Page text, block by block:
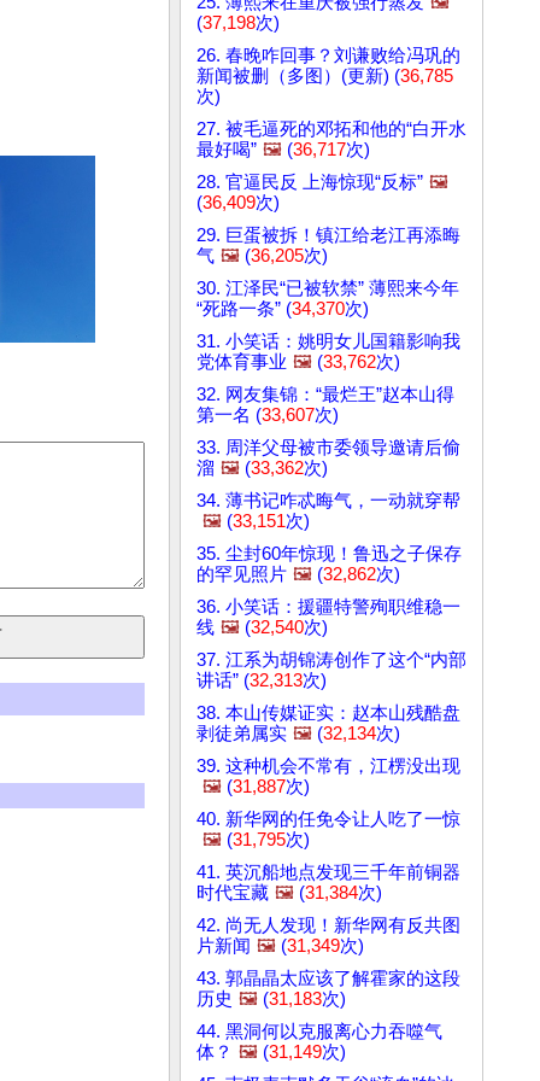
(37,198次)
26. 春晚咋回事？刘谦败给冯巩的
新闻被删（多图）(更新) (36,785
次)
27. 被毛逼死的邓拓和他的“白开水
最好喝” 🖼️ (36,717次)
28. 官逼民反 上海惊现“反标” 🖼️
(36,409次)
29. 巨蛋被拆！镇江给老江再添晦
气 🖼️ (36,205次)
30. 江泽民“已被软禁” 薄熙来今年
“死路一条” (34,370次)
31. 小笑话：姚明女儿国籍影响我
党体育事业 🖼️ (33,762次)
32. 网友集锦：“最烂王”赵本山得
第一名 (33,607次)
33. 周洋父母被市委领导邀请后偷
溜 🖼️ (33,362次)
34. 薄书记咋忒晦气，一动就穿帮
🖼️ (33,151次)
35. 尘封60年惊现！鲁迅之子保存
的罕见照片 🖼️ (32,862次)
36. 小笑话：援疆特警殉职维稳一
线 🖼️ (32,540次)
37. 江系为胡锦涛创作了这个“内部
讲话” (32,313次)
38. 本山传媒证实：赵本山残酷盘
剥徒弟属实 🖼️ (32,134次)
39. 这种机会不常有，江楞没出现
🖼️ (31,887次)
40. 新华网的任免令让人吃了一惊
🖼️ (31,795次)
41. 英沉船地点发现三千年前铜器
时代宝藏 🖼️ (31,384次)
42. 尚无人发现！新华网有反共图
片新闻 🖼️ (31,349次)
43. 郭晶晶太应该了解霍家的这段
历史 🖼️ (31,183次)
44. 黑洞何以克服离心力吞噬气
体？ 🖼️ (31,149次)